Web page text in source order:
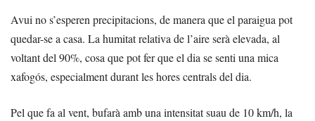
Avui no s’esperen precipitacions, de manera que el paraigua pot
quedar-se a casa. La humitat relativa de l’aire serà elevada, al
voltant del 90%, cosa que pot fer que el dia se senti una mica
xafogós, especialment durant les hores centrals del dia.
Pel que fa al vent, bufarà amb una intensitat suau de 10 km/h, la